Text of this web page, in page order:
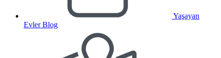
Yaşayan
Evler Blog